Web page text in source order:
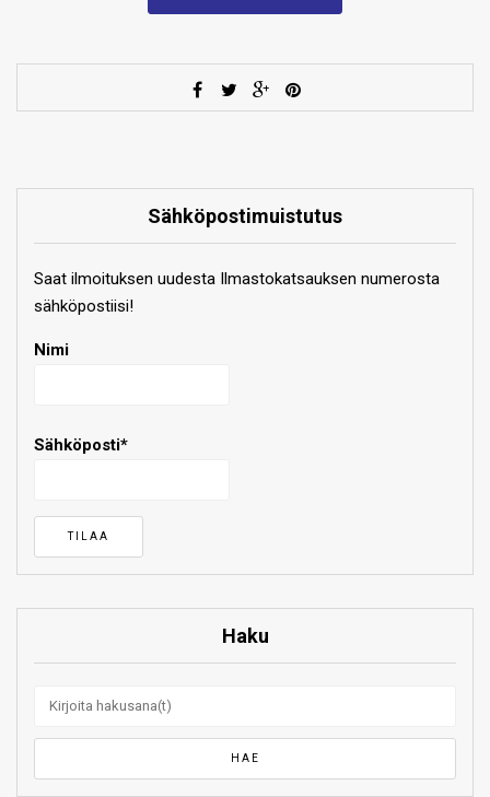
Sähköpostimuistutus
Saat ilmoituksen uudesta Ilmastokatsauksen numerosta
sähköpostiisi!
Nimi
Sähköposti*
Haku